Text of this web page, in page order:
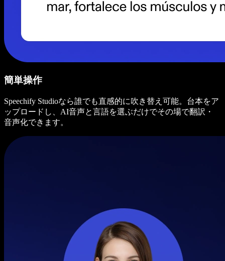
簡単操作
Speechify Studioなら誰でも直感的に吹き替え可能。台本をア
ップロードし、AI音声と言語を選ぶだけでその場で翻訳・
音声化できます。